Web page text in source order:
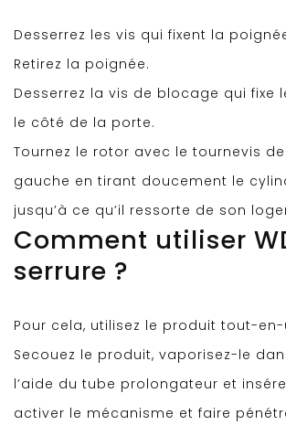
Desserrez les vis qui fixent la
Retirez la poignée.
Desserrez la vis de blocage qui fixe
le côté de la porte.
Tournez le rotor avec le tournevis
gauche en tirant doucement le
jusqu’à ce qu’il ressorte de son
Comment utiliser
serrure ?
Pour cela, utilisez le produit tout-en-
Secouez le produit, vaporisez-le
l’aide du tube prolongateur et
activer le mécanisme et faire